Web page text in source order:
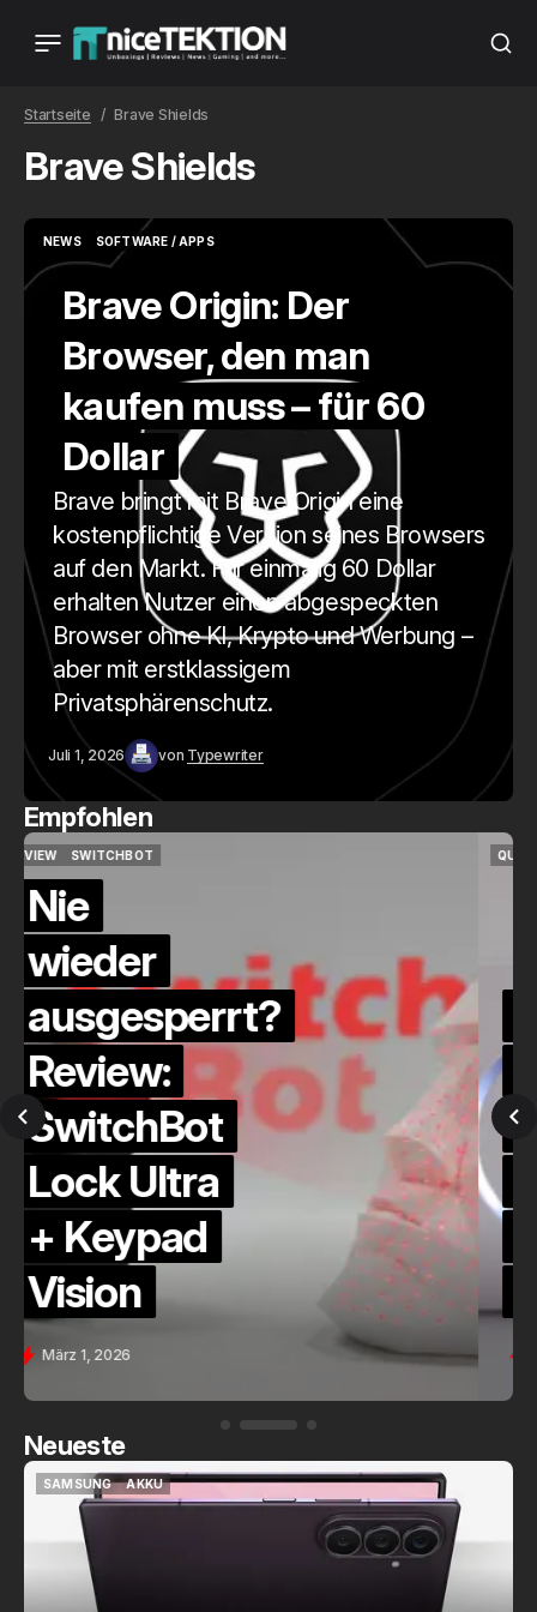
Startseite Brave Shields
Brave Shields
NEWS
NEWS
SOFTWARE / APPS
SOFTWARE / APPS
Brave Origin: Der
Browser, den man
kaufen muss – für 60
Dollar
Brave bringt mit Brave Origin eine
kostenpflichtige Version seines Browsers
auf den Markt. Für einmalig 60 Dollar
erhalten Nutzer einen abgespeckten
Browser ohne KI, Krypto und Werbung –
aber mit erstklassigem
Privatsphärenschutz.
Juli 1, 2026 von Typewriter
Empfohlen
QUICKCHECK
Die Alexa-
Alternative?
QuickCheck:
Home
Assistant
Voice (PE)
Feb. 9, 2026
Neueste
SAMSUNG
SAMSUNG
AKKU
AKKU